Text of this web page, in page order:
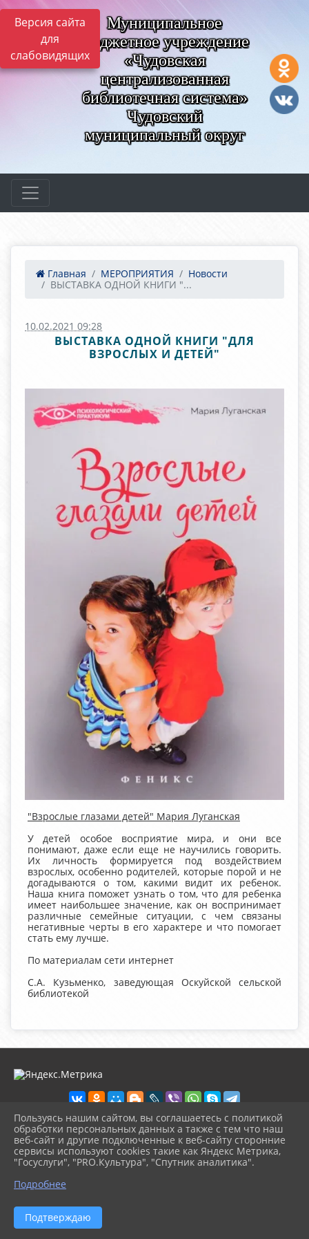
Версия сайта
для
слабовидящих
Муниципальное
бюджетное учреждение
«Чудовская
централизованная
библиотечная система»
Чудовский
муниципальный округ
Главная МЕРОПРИЯТИЯ
Новости
ВЫСТАВКА ОДНОЙ КНИГИ "...
10.02.2021 09:28
ВЫСТАВКА ОДНОЙ КНИГИ "ДЛЯ
ВЗРОСЛЫХ И ДЕТЕЙ"
"Взрослые глазами детей" Мария Луганская
У детей особое восприятие мира, и они все
понимают, даже если еще не научились говорить.
Их личность формируется под воздействием
взрослых, особенно родителей, которые порой и не
догадываются о том, какими видит их ребенок.
Наша книга поможет узнать о том, что для ребенка
имеет наибольшее значение, как он воспринимает
различные семейные ситуации, с чем связаны
негативные черты в его характере и что помогает
стать ему лучше.
По материалам сети интернет
С.А. Кузьменко, заведующая Оскуйской сельской
библиотекой
2026 г. chudovolibrary.ru
Вход
Карта сайта
Политика обработки персональных данных
Сделано на KubCMS
Разработка и поддержка
Пользуясь нашим сайтом, вы соглашаетесь с политикой
обработки персональных данных а также с тем что наш
веб-сайт и другие подключенные к веб-сайту сторонние
сервисы используют cookies такие как Яндекс Метрика,
"Госуслуги", "PRO.Культура", "Спутник аналитика".
Подробнее
Подтверждаю